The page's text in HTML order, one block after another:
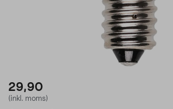
29,90
(inkl. moms)